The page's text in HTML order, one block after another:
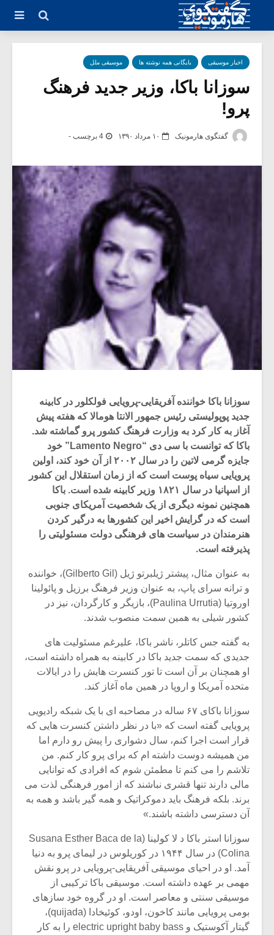
اخبار موسیقی بایگانی همه نوشته ها موسیقی ملل
سوزانا باکا، وزیر جدید فرهنگ
پرو!
گفتگوی هارمونیک ۱۰ مرداد ۱۳۹۰ 4 برچسب -
سوزانا باکا خواننده آفریقایی-پرویایی فولکلور در کابینه
جدید پوپولیستی رئیس جمهور الانتا هومالا که هفته پیش
آغاز به کار کرد به وزارت فرهنگ کشور پرو گماشته شد.
باکا که توانست با سی دی “Lamento Negro” خود
جایزه گرمی لاتین را در سال ۲۰۰۲ از آن خود کند، اولین
پرویایی سیاه پوست است که از زمان استقلال این کشور
از اسپانیا در سال ۱۸۲۱ وزیر کابینه شده است. باکا
همچنین نمونه دیگری از یک شخصیت آمریکای جنوبی
است که در گرایش اخیر این کشورها به درگیر کردن
هنرمندان در سیاست های فرهنگی دولت مسئولیتی را
پذیرفته است.
به عنوان مثال، پیشتر ژیلبرتو ژیل (Gilberto Gil)، خواننده
و ترانه سرای پاپ، به عنوان وزیر فرهنگ برزیل و پائولینا
اوروتیا (Paulina Urrutia)، بازیگر و کارگردان، نیز در
کشور شیلی به همین سمت منصوب شدند.
به گفته جس کاتلر، ناشر باکا، علیرغم مسئولیت های
جدیدی که سمت جدید باکا در کابینه به همراه داشته است،
او همچنان بر آن است تا تور کنسرت هایش را در ایالات
متحده آمریکا و اروپا در همین ماه آغاز کند.
سوزانا باکای ۶۷ ساله در مصاحبه ای با یک شبکه رادیویی
پرویایی گفته است که «با در نظر داشتن کنسرت هایی که
قرار است اجرا کنم، سال دشواری را پیش رو دارم اما
من همیشه دوست داشته ام که برای پرو کار کنم. من
تلاشم را می کنم تا مطمئن شوم که افرادی که توانایی
مالی دارند تنها قشری نباشند که از امور فرهنگی لذت می
برند. بلکه فرهنگ باید دموکراتیک و همه گیر باشد و همه به
آن دسترسی داشته باشند.»
سوزانا استر باکا د لا کولینا (Susana Esther Baca de la
Colina) در سال ۱۹۴۴ در کوریلوس در لیمای پرو به دنیا
آمد. او در احیای موسیقی آفریقایی-پرویایی در پرو نقش
مهمی بر عهده داشته است. موسیقی باکا ترکیبی از
موسیقی سنتی و معاصر است. او در گروه خود سازهای
بومی پرویایی مانند کاخون، اودو، کوئیخادا (quijada)،
گیتار آکوستیک و electric upright baby bass را به کار
میکلوش روژا
یادداشتی بر موسیقی
متن فیلم «متری
اگر نمی توانی
مشهورترین باشی،
بدنام ترین باش
دوره
برگزار
موسیقی